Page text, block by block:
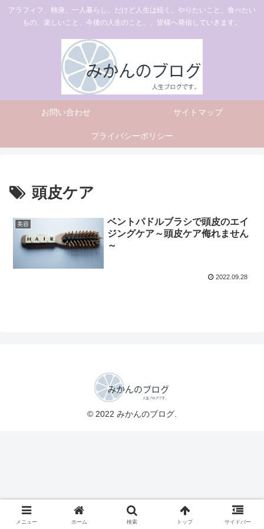
アラフィフ、独身、一人暮らし。だけど人生は続く。やりたいこと、食べたい
もの、楽しいこと、今後の人生のこと、、皆様へ発信していきます。
お問い合わせ サイトマップ
プライバシーポリシー
頭皮ケア
美容
ベントパドルブラシで頭皮のエイ
ジングケア～頭皮ケア侮れません
～
2022.09.28
© 2022 みかんのブログ.
メニュー ホーム 検索 トップ サイドバー